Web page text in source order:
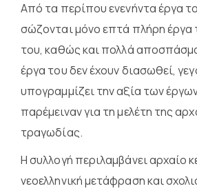
Από τα περίπου ενενήντα έργα
σώζονται μόνο επτά πλήρη έργα
του, καθώς και πολλά
έργα του δεν έχουν διασωθεί,
υπογραμμίζει την αξία των
παρέμειναν για τη μελέτη της
τραγωδίας.
Η συλλογή περιλαμβάνει αρχαίο
νεοελληνική μετάφραση και